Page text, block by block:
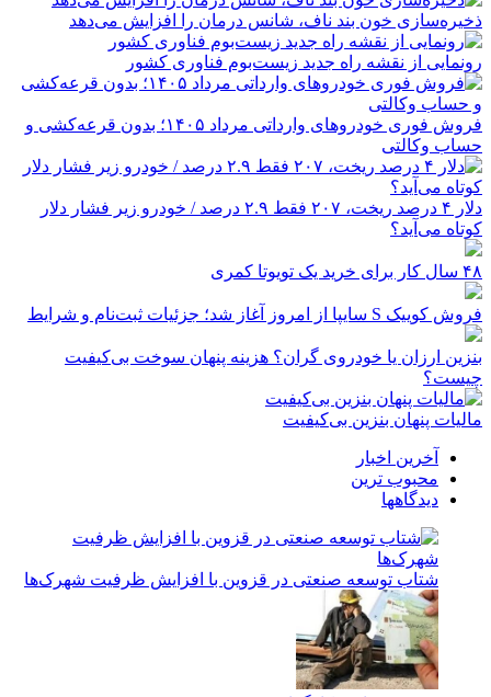
ذخیره‌سازی خون بند ناف، شانس درمان را افزایش می‌دهد
رونمایی از نقشه راه جدید زیست‌بوم فناوری کشور
فروش فوری خودروهای وارداتی مرداد ۱۴۰۵؛ بدون قرعه‌کشی و
حساب وکالتی
دلار ۴ درصد ریخت، ۲۰۷ فقط ۲.۹ درصد / خودرو زیر فشار دلار
کوتاه می‌آید؟
۴۸ سال کار برای خرید یک تویوتا کمری
فروش کوییک S سایپا از امروز آغاز شد؛ جزئیات ثبت‌نام و شرایط
بنزین ارزان یا خودروی گران؟ هزینه پنهان سوخت بی‌کیفیت
چیست؟
مالیات پنهان بنزین بی‌کیفیت
آخرین اخبار
محبوب ترین
دیدگاهها
شتاب توسعه صنعتی در قزوین با افزایش ظرفیت شهرک‌ها